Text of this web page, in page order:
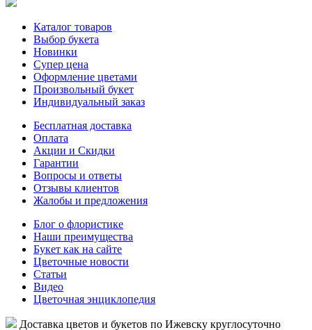
Каталог товаров
Выбор букета
Новинки
Супер цена
Оформление цветами
Произвольный букет
Индивидуальный заказ
Бесплатная доставка
Оплата
Акции и Скидки
Гарантии
Вопросы и ответы
Отзывы клиентов
Жалобы и предложения
Блог о флористике
Наши преимущества
Букет как на сайте
Цветочные новости
Статьи
Видео
Цветочная энциклопедия
Доставка цветов и букетов по Ижевску круглосуточно